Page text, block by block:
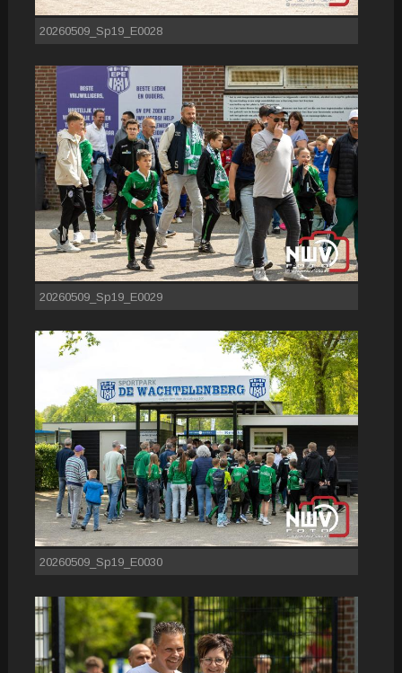
20260509_Sp19_E0028
20260509_Sp19_E0029
20260509_Sp19_E0030